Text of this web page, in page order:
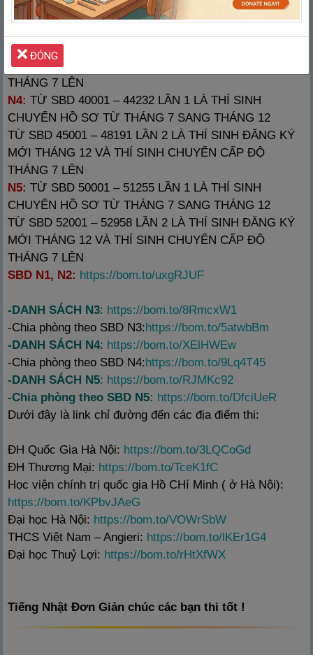
N3: TỪ SBD 30001 – 35671 LẦN 1 LÀ THÍ SINH
TỪ SBD 35990 – 39997 LẦN 2 LÀ THÍ SINH ĐĂNG KÝ
MỚI THÁNG 12 VÀ THÍ SINH CHUYỂN CẤP ĐỘ
THÁNG 7 LÊN
N4: TỪ SBD 40001 – 44232 LẦN 1 LÀ THÍ SINH
CHUYỂN HỒ SƠ TỪ THÁNG 7 SANG THÁNG 12
TỪ SBD 45001 – 48191 LẦN 2 LÀ THÍ SINH ĐĂNG KÝ
MỚI THÁNG 12 VÀ THÍ SINH CHUYỂN CẤP ĐỘ
THÁNG 7 LÊN
N5: TỪ SBD 50001 – 51255 LẦN 1 LÀ THÍ SINH
CHUYỂN HỒ SƠ TỪ THÁNG 7 SANG THÁNG 12
TỪ SBD 52001 – 52958 LẦN 2 LÀ THÍ SINH ĐĂNG KÝ
MỚI THÁNG 12 VÀ THÍ SINH CHUYỂN CẤP ĐỘ
THÁNG 7 LÊN
SBD N1, N2: https://bom.to/uxgRJUF
-DANH SÁCH N3: https://bom.to/8RmcxW1
-Chia phòng theo SBD N3:https://bom.to/5atwbBm
-DANH SÁCH N4: https://bom.to/XElHWEw
-Chia phòng theo SBD N4:https://bom.to/9Lq4T45
-DANH SÁCH N5: https://bom.to/RJMKc92
-Chia phòng theo SBD N5: https://bom.to/DfciUeR
Dưới đây là link chỉ đường đến các địa điểm thi:
ĐH Quốc Gia Hà Nội: https://bom.to/3LQCoGd
ĐH Thương Mại: https://bom.to/TceK1fC
Học viện chính trị quốc gia Hồ CHí Minh ( ở Hà Nội):
https://bom.to/KPbvJAeG
Đại học Hà Nội: https://bom.to/VOWrSbW
THCS Việt Nam – Angieri: https://bom.to/lKEr1G4
Đại học Thuỷ Lợi: https://bom.to/rHtXfWX
Tiếng Nhật Đơn Giản chúc các bạn thi tốt !
ĐÓNG